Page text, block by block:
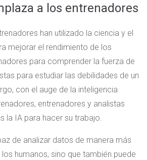
a los entrenadores
han utilizado la ciencia y el
mejorar el rendimiento de los
para comprender la fuerza de
para estudiar las debilidades de un
con el auge de la inteligencia
entrenadores y analistas
la IA para hacer su trabajo.
de analizar datos de manera más
humanos, sino que también puede